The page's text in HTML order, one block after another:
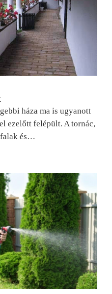
háza ma is ugyanott
ezelőtt felépült. A tornác,
falak és…